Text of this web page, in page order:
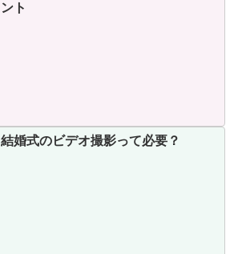
ント
結婚式のビデオ撮影って必要？